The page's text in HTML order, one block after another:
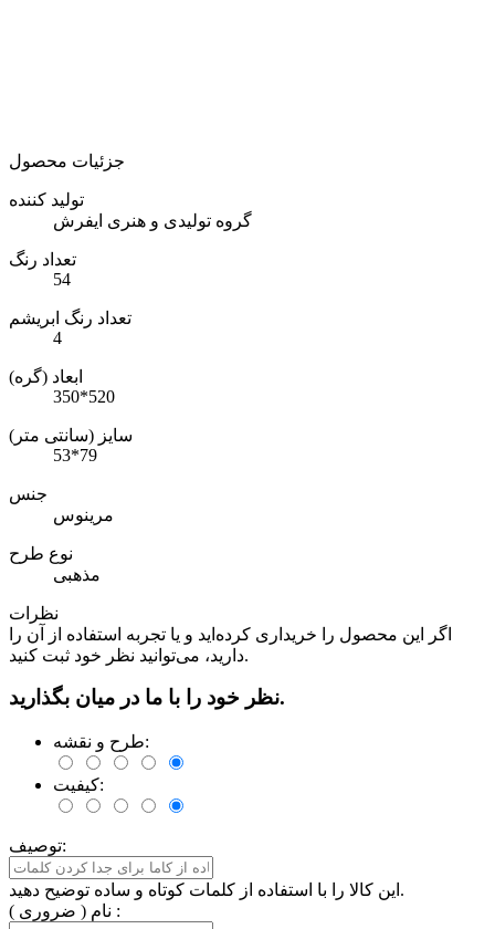
جزئیات محصول
تولید کننده
گروه تولیدی و هنری ایفرش
تعداد رنگ
54
تعداد رنگ ابریشم
4
ابعاد (گره)
350*520
سایز (سانتی متر)
53*79
جنس
مرینوس
نوع طرح
مذهبی
نظرات
اگر این محصول را خریداری کرده‌اید و یا تجربه استفاده از آن را
دارید، می‌توانید نظر خود ثبت کنید.
نظر خود را با ما در میان بگذارید.
طرح و نقشه:
کیفیت:
توصیف:
این کالا را با استفاده از کلمات کوتاه و ساده توضیح دهید.
نام ( ضروری ) :